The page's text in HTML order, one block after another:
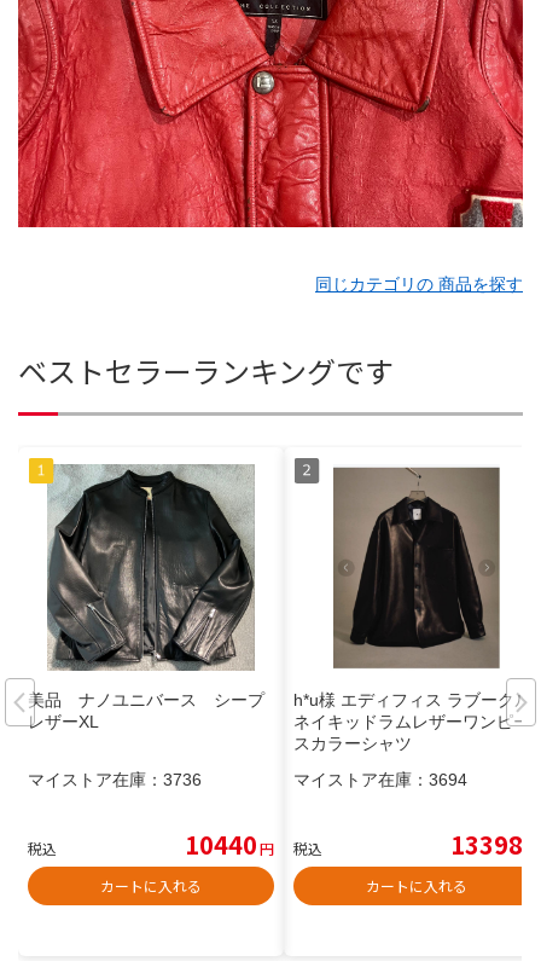
同じカテゴリの 商品を探す
ベストセラーランキングです
美品 ナノユニバース シープ
レザーXL
マイストア在庫： 3736
税込 10440円
カートに入れる
h*u様 エディフィス ラブークル
ネイキッドラムレザーワンピー
スカラーシャツ
マイストア在庫： 3694
税込 13398
カートに入れる